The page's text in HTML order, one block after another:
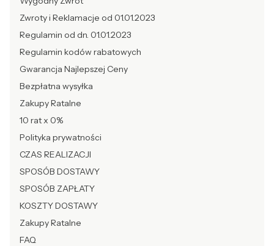
Zwroty i Reklamacje od 01.01.2023
Regulamin od dn. 01.01.2023
Regulamin kodów rabatowych
Gwarancja Najlepszej Ceny
Bezpłatna wysyłka
Zakupy Ratalne
10 rat x 0%
Polityka prywatności
CZAS REALIZACJI
SPOSÓB DOSTAWY
SPOSÓB ZAPŁATY
KOSZTY DOSTAWY
Zakupy Ratalne
FAQ